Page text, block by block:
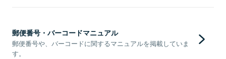
郵便番号・バーコードマニュアル
郵便番号や、バーコードに関するマニュアルを掲載していま
す。